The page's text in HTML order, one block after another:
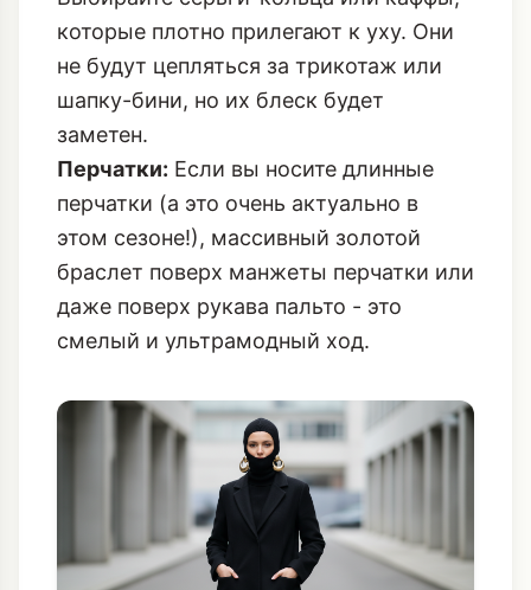
которые плотно прилегают к уху. Они
не будут цепляться за трикотаж или
шапку-бини, но их блеск будет
заметен.
Перчатки: Если вы носите длинные
перчатки (а это очень актуально в
этом сезоне!), массивный золотой
браслет поверх манжеты перчатки или
даже поверх рукава пальто - это
смелый и ультрамодный ход.